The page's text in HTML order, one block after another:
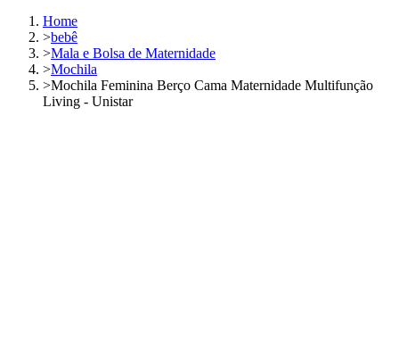
Home
>bebê
>Mala e Bolsa de Maternidade
>Mochila
>Mochila Feminina Berço Cama Maternidade Multifunção
Living - Unistar